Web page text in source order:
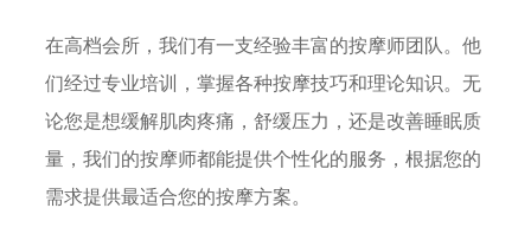
在高档会所，我们有一支经验丰富的按摩师团队。他
们经过专业培训，掌握各种按摩技巧和理论知识。无
论您是想缓解肌肉疼痛，舒缓压力，还是改善睡眠质
量，我们的按摩师都能提供个性化的服务，根据您的
需求提供最适合您的按摩方案。